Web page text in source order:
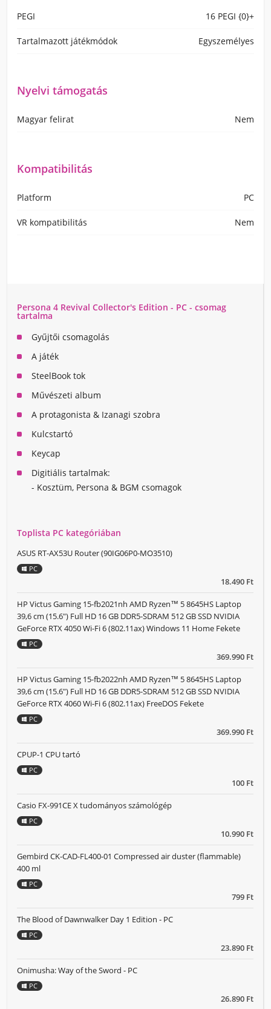
PEGI 16 PEGI {0}+
Tartalmazott játékmódok Egyszemélyes
Nyelvi támogatás
Magyar felirat Nem
Kompatibilitás
Platform PC
VR kompatibilitás Nem
Persona 4 Revival Collector's Edition - PC - csomag
tartalma
Gyűjtői csomagolás
A játék
SteelBook tok
Művészeti album
A protagonista & Izanagi szobra
Kulcstartó
Keycap
Digitiális tartalmak:
- Kosztüm, Persona & BGM csomagok
Toplista PC kategóriában
18.490 Ft
ASUS RT-AX53U Router (90IG06P0-MO3510)
PC
369.990 Ft
HP Victus Gaming 15-fb2021nh AMD Ryzen™ 5 8645HS Laptop
39,6 cm (15.6") Full HD 16 GB DDR5-SDRAM 512 GB SSD NVIDIA
GeForce RTX 4050 Wi-Fi 6 (802.11ax) Windows 11 Home Fekete
PC
369.990 Ft
HP Victus Gaming 15-fb2022nh AMD Ryzen™ 5 8645HS Laptop
39,6 cm (15.6") Full HD 16 GB DDR5-SDRAM 512 GB SSD NVIDIA
GeForce RTX 4060 Wi-Fi 6 (802.11ax) FreeDOS Fekete
PC
100 Ft
CPUP-1 CPU tartó
PC
10.990 Ft
Casio FX-991CE X tudományos számológép
PC
799 Ft
Gembird CK-CAD-FL400-01 Compressed air duster (flammable)
400 ml
PC
23.890 Ft
The Blood of Dawnwalker Day 1 Edition - PC
PC
26.890 Ft
Onimusha: Way of the Sword - PC
PC